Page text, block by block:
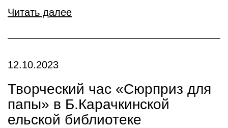
Читать далее
12.10.2023
Творческий час «Сюрприз для
папы» в Б.Карачкинской
ельской библиотеке